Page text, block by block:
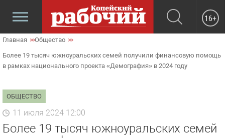
16+
Главная Общество
Более 19 тысяч южноуральских семей получили финансовую помощь
в рамках национального проекта «Демография» в 2024 году
ОБЩЕСТВО
11 июля 2024 12:00
Более 19 тысяч южноуральских семей